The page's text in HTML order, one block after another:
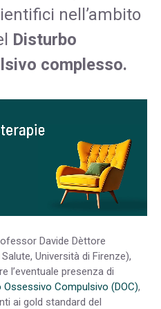
nell’ambito
Disturbo
complesso.
Davide Dèttore
Università di Firenze),
l’eventuale presenza di
Ossessivo Compulsivo (DOC),
ai gold standard del